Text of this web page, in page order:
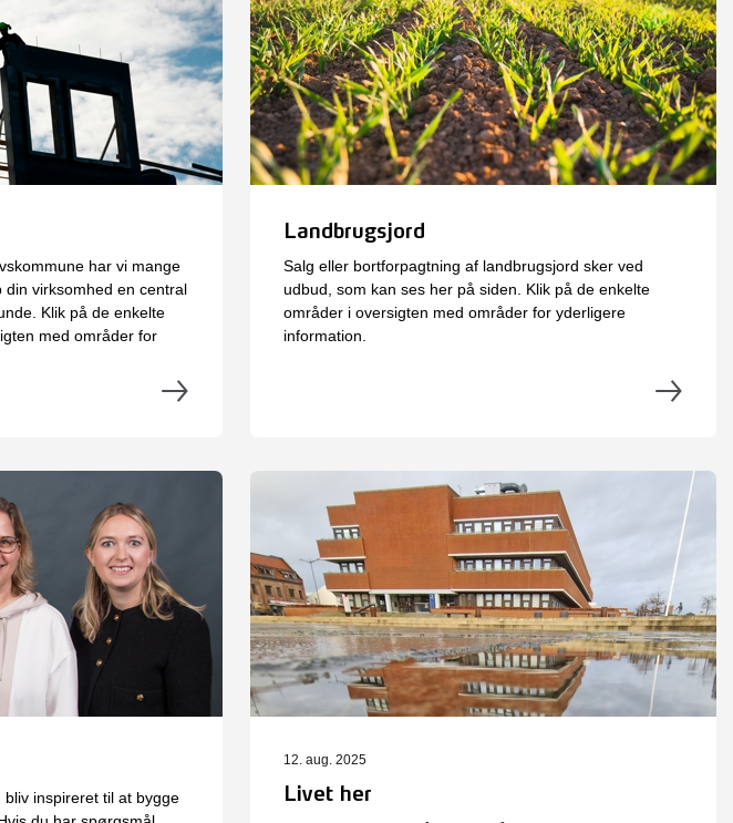
har vi mange
virksomhed en central
Klik på de enkelte
med områder for
Landbrugsjord
Salg eller bortforpagtning af landbrugsjord sker ved
udbud, som kan ses her på siden. Klik på de enkelte
områder i oversigten med områder for yderligere
information.
inspireret til at bygge
12. aug. 2025
Livet her